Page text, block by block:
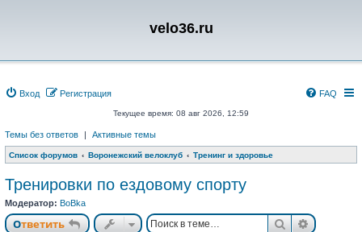
velo36.ru
Вход Регистрация FAQ
Текущее время: 08 авг 2026, 12:59
Темы без ответов | Активные темы
Список форумов Воронежский велоклуб Тренинг и здоровье
Тренировки по ездовому спорту
Модератор: BoBka
Ответить Поиск